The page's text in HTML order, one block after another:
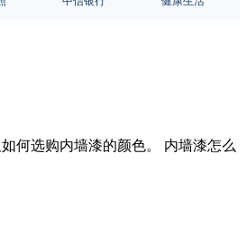
何选购内墙漆的颜色。 内墙漆怎么